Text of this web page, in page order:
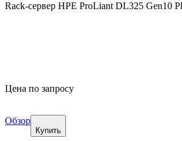
Rack-сервер HPE ProLiant DL325 Gen10
Цена по запросу
Обзор
Купить